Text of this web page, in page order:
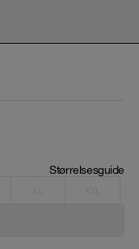
Størrelsesguide